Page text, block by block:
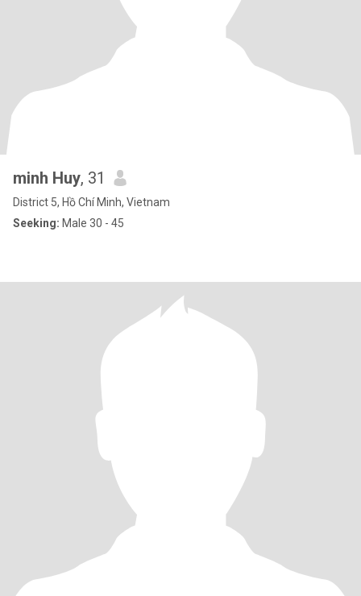
minh Huy, 31
District 5, Hồ Chí Minh, Vietnam
Seeking: Male 30 - 45